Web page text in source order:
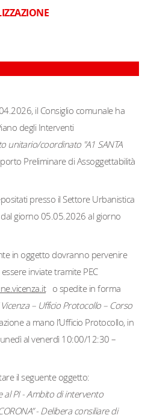
il Consiglio comunale ha
degli Interventi
unitario/coordinato "A1 SANTA
Preliminare di Assoggettabilità
presso il Settore Urbanistica
giorno 05.05.2026 al giorno
in oggetto dovranno pervenire
inviate tramite PEC
o spedite in forma
– Ufficio Protocollo – Corso
a mano l’Ufficio Protocollo, in
al venerdì 10:00/12:30 –
il seguente oggetto:
al PI - Ambito di intervento
- Delibera consiliare di